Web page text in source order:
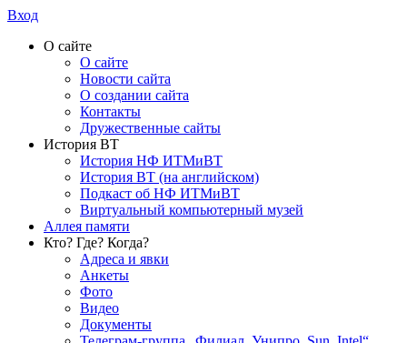
Вход
О сайте
О сайте
Новости сайта
О создании сайта
Контакты
Дружественные сайты
История ВТ
История НФ ИТМиВТ
История ВТ (на английском)
Подкаст об НФ ИТМиВТ
Виртуальный компьютерный музей
Аллея памяти
Кто? Где? Когда?
Адреса и явки
Анкеты
Фото
Видео
Документы